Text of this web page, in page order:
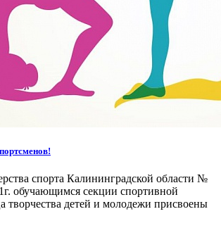
спорта Калининградской области №
обучающимся секции спортивной
творчества детей и молодежи присвоены